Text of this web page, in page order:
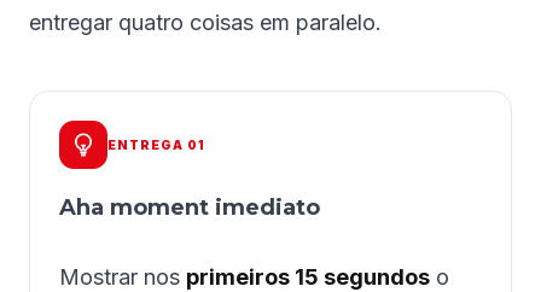
entregar quatro coisas em paralelo.
ENTREGA 01
Aha moment imediato
Mostrar nos primeiros 15 segundos o